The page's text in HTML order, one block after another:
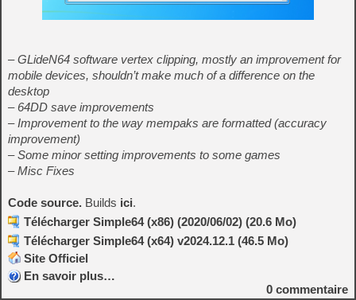
– GLideN64 software vertex clipping, mostly an improvement for
mobile devices, shouldn’t make much of a difference on the
desktop
– 64DD save improvements
– Improvement to the way mempaks are formatted (accuracy
improvement)
– Some minor setting improvements to some games
– Misc Fixes
Code source. Builds ici.
Télécharger Simple64 (x86) (2020/06/02) (20.6 Mo)
Télécharger Simple64 (x64) v2024.12.1 (46.5 Mo)
Site Officiel
En savoir plus…
0 commentaire